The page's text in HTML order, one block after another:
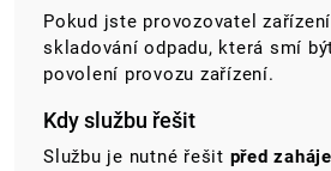
Pokud jste provozovatel
skladování odpadu, která smí
povolení provozu zařízení.
Kdy službu řešit
Službu je nutné řešit před